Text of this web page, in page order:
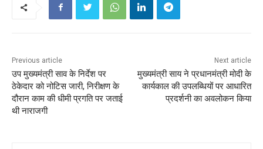
Previous article
उप मुख्यमंत्री साव के निर्देश पर
ठेकेदार को नोटिस जारी, निरीक्षण के
दौरान काम की धीमी प्रगति पर जताई
थी नाराजगी
Next article
मुख्यमंत्री साय ने प्रधानमंत्री मोदी के
कार्यकाल की उपलब्धियों पर आधारित
प्रदर्शनी का अवलोकन किया